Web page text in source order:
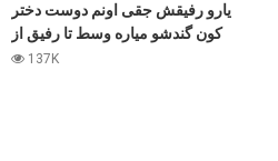
یارو رفیقش جقی اونم دوست دختر
کون گندشو میاره وسط تا رفیق از
جق دست بکشه
137K